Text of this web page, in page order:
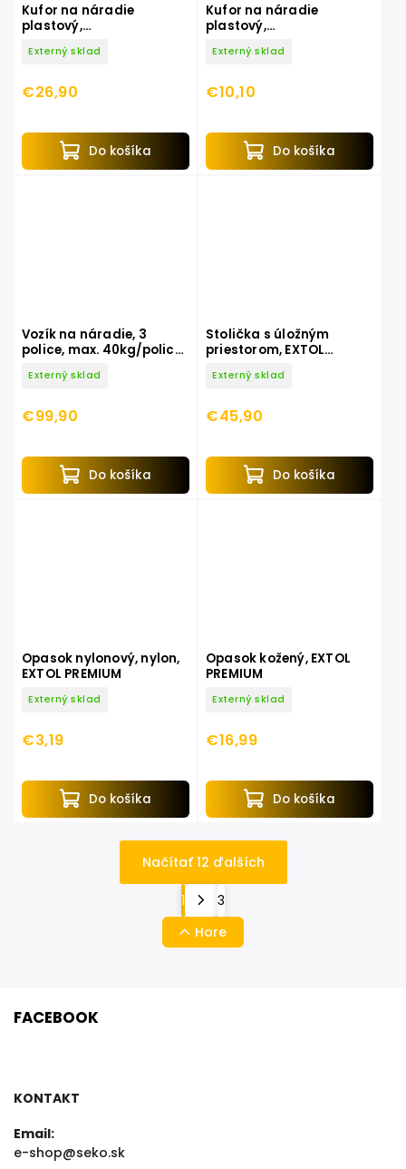
Kufor na náradie
plastový,
Externý sklad
€26,90
Do košíka
Kufor na náradie
plastový,
CRAFT
Externý sklad
€10,10
Do košíka
Vozík na náradie, 3
police, max. 40kg/policu,
Externý sklad
€99,90
Do košíka
Stolička s úložným
priestorom, EXTOL
Externý sklad
€45,90
Do košíka
Opasok nylonový, nylon,
EXTOL PREMIUM
Externý sklad
€3,19
Do košíka
Opasok kožený, EXTOL
PREMIUM
Externý sklad
€16,99
Do košíka
Načítať 12 ďalších
1
3
Hore
FACEBOOK
KONTAKT
Email:
e-shop@seko.sk